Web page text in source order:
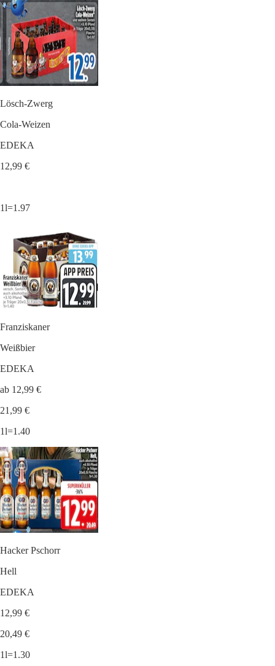
Lösch-Zwerg
Cola-Weizen
EDEKA
12,99 €
1l=1.97
Franziskaner
Weißbier
EDEKA
ab 12,99 €
21,99 €
1l=1.40
Hacker Pschorr
Hell
EDEKA
12,99 €
20,49 €
1l=1.30